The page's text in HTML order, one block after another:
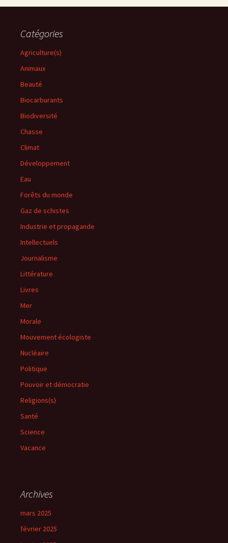
Catégories
Agriculture(s)
Animaux
Beauté
Biocarburants
Biodiversité
Chasse
Climat
Développement
Eau
Forêts du monde
Gaz de schistes
Industrie et propagande
Intellectuels
Journalisme
Littérature
Livres
Mer
Morale
Mouvement écologiste
Nucléaire
Politique
Pouvoir et démocratie
Religions(s)
Santé
Science
Vacance
Archives
mars 2025
février 2025